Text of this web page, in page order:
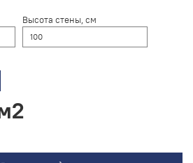
Высота стены, см